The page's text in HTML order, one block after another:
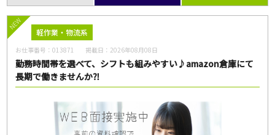
NEW
軽作業・物流系
お仕事番号：013871 掲載日： 2026年08月08日
勤務時間帯を選べて、シフトも組みやすい♪amazon倉庫にて
長期で働きませんか⁈